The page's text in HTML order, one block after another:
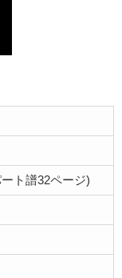
ト譜32ページ)